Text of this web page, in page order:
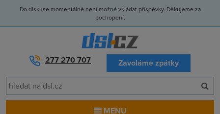
Do diskuse momentálně není možné vkládat příspěvky. Děkujeme za
pochopení.
277 270 707 Zavoláme zpátky
MENU